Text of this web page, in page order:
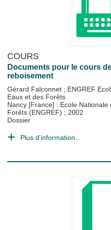
COURS
Documents pour le cours
reboisement
Gérard Falconnet ; ENGREF
Eaux et des Forêts
Nancy [France] : Ecole
Forêts (ENGREF) ; 2002
Dossier
Plus d'information...